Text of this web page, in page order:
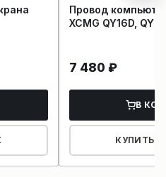
Провод
XCMG QY16D,
7 480 ₽
В
КУПИТЬ В